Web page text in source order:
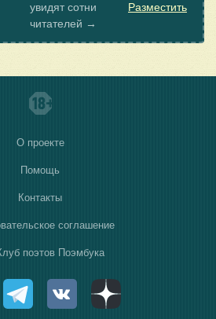
увидят сотни
читателей →
Разместить
О проекте
Помощь
Контакты
соглашение
поэтов Поэмбука